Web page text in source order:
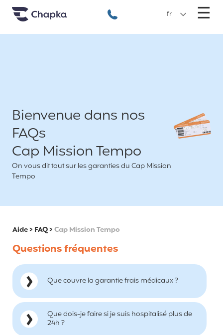
Chapka Assurances Voyages
+33 1 74 85 50 50
fr ☰
Bienvenue dans nos
FAQs
Cap Mission Tempo
On vous dit tout sur les garanties du Cap Mission
Tempo
Aide> FAQ>Cap Mission Tempo
Questions fréquentes
Que couvre la garantie frais médicaux ?
Que dois-je faire si je suis hospitalisé plus de
24h ?